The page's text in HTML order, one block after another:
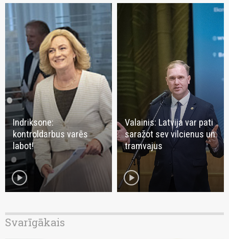
Indriksone:
kontroldarbus varēs
labot!
play_circle
Valainis: Latvija var pati
saražot sev vilcienus un
tramvajus
play_circle
Svarīgākais